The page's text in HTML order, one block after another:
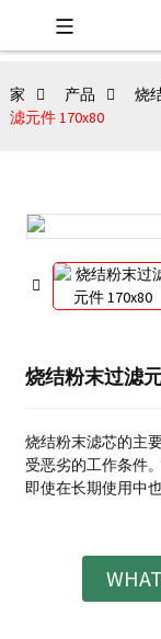
家 产品 烧
滤元件 170x80
烧结粉末过滤
烧结粉末滤芯的主
受恶劣的工作条件。
即使在长期使用中